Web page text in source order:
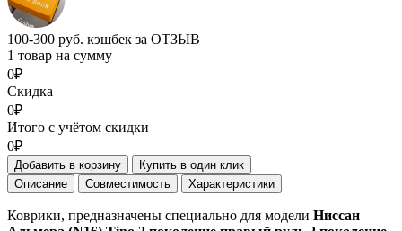
100-300 руб. кэшбек за ОТЗЫВ
1 товар на сумму
0₽
Скидка
0₽
Итого с учётом скидки
0₽
Добавить в корзину
Купить в один клик
Описание
Совместимость Характеристики
Коврики, предназначены специально для модели Ниссан